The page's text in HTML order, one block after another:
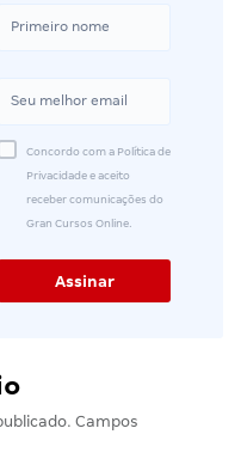
Concordo com a Política de
Privacidade e aceito
receber comunicações do
Gran Cursos Online.
Campos